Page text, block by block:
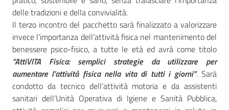
delle tradizioni e della convivialità.
Il terzo incontro del pacchetto sarà finalizzato a valorizzare
invece l’importanza dell’attività fisica nel mantenimento del
benessere psico-fisico, a tutte le età ed avrà come titolo
“AttiVITA Fisica: semplici strategie da utilizzare per
aumentare l’attività fisica nella vita di tutti i giorni”. Sarà
condotto da tecnico dell’attività motoria e da assistenti
sanitari dell’Unità Operativa di Igiene e Sanità Pubblica,